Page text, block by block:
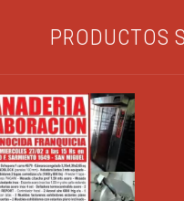
PRODUCTOS